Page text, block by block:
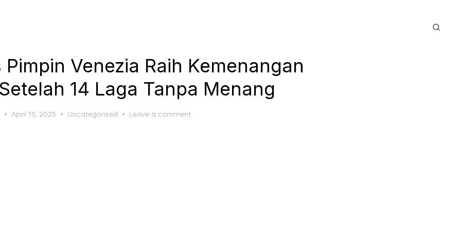
Pimpin Venezia Raih Kemenangan
14 Laga Tanpa Menang
Posted
April 15, 2025 Uncategorized Leave a comment